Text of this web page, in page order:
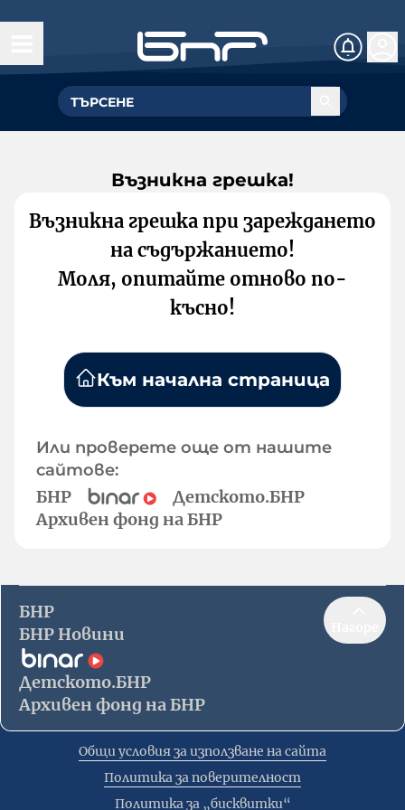
Възникна грешка!
Възникна грешка при зареждането
на съдържанието!
Моля, опитайте отново по-
късно!
Към начална страница
Или проверете още от нашите
сайтове:
БНР
Детското.БНР
Архивен фонд на БНР
БНР
БНР Новини
Детското.БНР
Архивен фонд на БНР
Общи условия за използване на сайта
Политика за поверителност
Политика за „бисквитки“